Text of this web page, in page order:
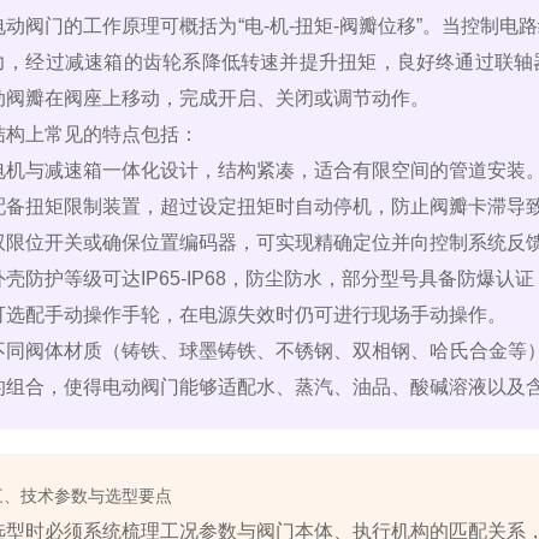
动阀门的工作原理可概括为“电‑机‑扭矩‑阀瓣位移”。当控制
，经过减速箱的齿轮系降低转速并提升扭矩，良好终通过联
阀瓣在阀座上移动，完成开启、关闭或调节动作。
构上常见的特点包括：
机与减速箱一体化设计，结构紧凑，适合有限空间的管道安装
备扭矩限制装置，超过设定扭矩时自动停机，防止阀瓣卡滞导
限位开关或确保位置编码器，可实现精确定位并向控制系统反
壳防护等级可达IP65‑IP68，防尘防水，部分型号具备防爆认
选配手动操作手轮，在电源失效时仍可进行现场手动操作。
同阀体材质（铸铁、球墨铸铁、不锈钢、双相钢、哈氏合金
组合，使得电动阀门能够适配水、蒸汽、油品、酸碱溶液以及
、技术参数与选型要点
型时必须系统梳理工况参数与阀门本体、执行机构的匹配关系